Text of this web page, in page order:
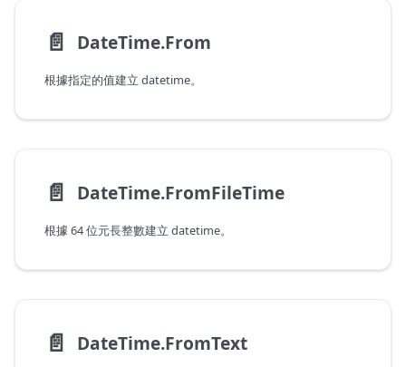
📄️ DateTime.From
根據指定的值建立 datetime。
📄️ DateTime.FromFileTime
根據 64 位元長整數建立 datetime。
📄️ DateTime.FromText